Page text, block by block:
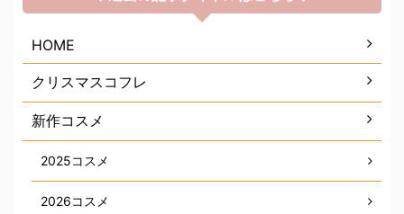
HOME
クリスマスコフレ
新作コスメ
2025コスメ
2026コスメ